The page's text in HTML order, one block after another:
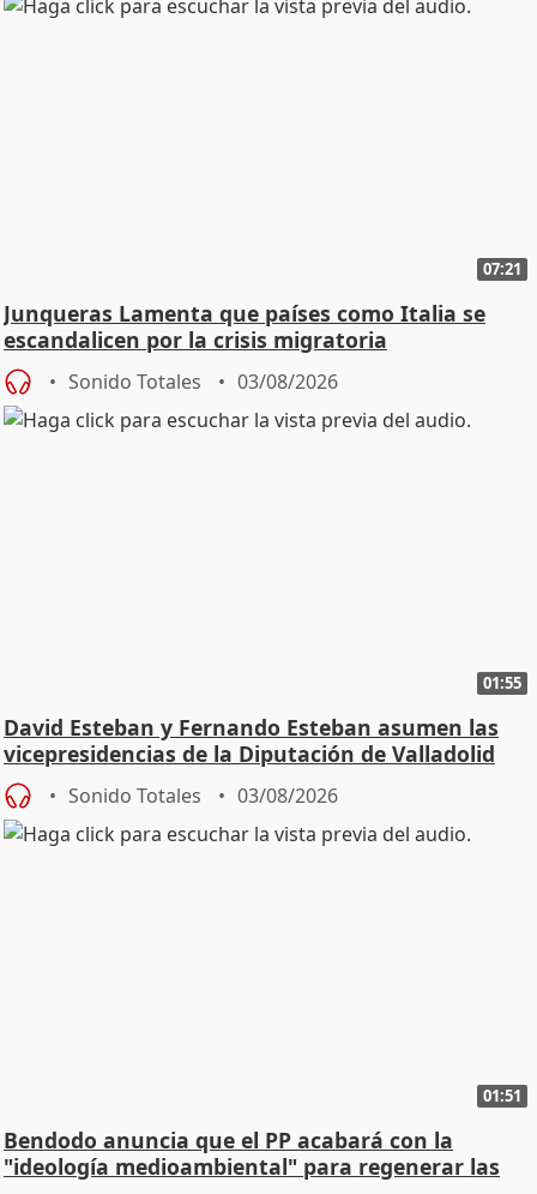
07:21
Junqueras Lamenta que países como Italia se
escandalicen por la crisis migratoria
Sonido Totales 03/08/2026
01:55
David Esteban y Fernando Esteban asumen las
vicepresidencias de la Diputación de Valladolid
Sonido Totales 03/08/2026
01:51
Bendodo anuncia que el PP acabará con la
"ideología medioambiental" para regenerar las